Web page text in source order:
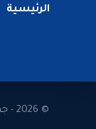
الرئيسية
© 2026 - جميع الحقوق محفوظة لموقع.الساعة برس.